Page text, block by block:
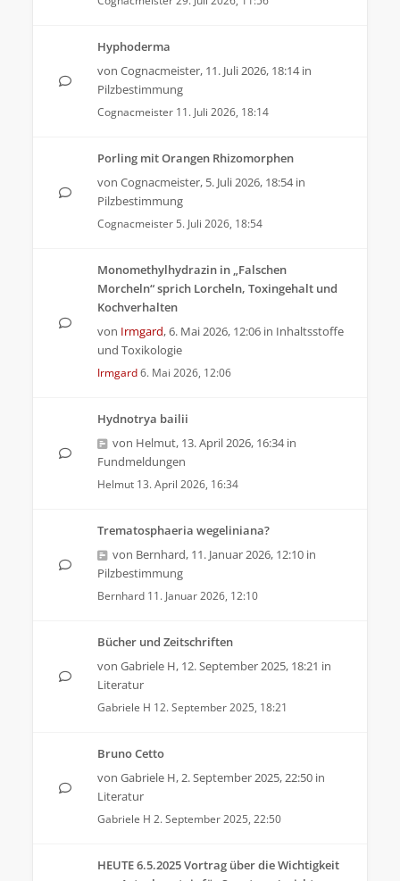
Hyphoderma
von Cognacmeister, 11. Juli 2026, 18:14in
Pilzbestimmung
Cognacmeister 11. Juli 2026, 18:14
Porling mit Orangen Rhizomorphen
von Cognacmeister, 5. Juli 2026, 18:54in
Pilzbestimmung
Cognacmeister 5. Juli 2026, 18:54
Monomethylhydrazin in „Falschen
Morcheln“ sprich Lorcheln, Toxingehalt und
Kochverhalten
von Irmgard,6. Mai 2026, 12:06 in Inhaltsstoffe
und Toxikologie
Irmgard6. Mai 2026, 12:06
Hydnotrya bailii
von Helmut, 13. April 2026, 16:34in
Fundmeldungen
Helmut 13. April 2026, 16:34
Trematosphaeria wegeliniana?
von Bernhard, 11. Januar 2026, 12:10 in
Pilzbestimmung
Bernhard 11. Januar 2026, 12:10
Bücher und Zeitschriften
von Gabriele H, 12. September 2025, 18:21 in
Literatur
Gabriele H 12. September 2025, 18:21
Bruno Cetto
von Gabriele H,2. September 2025, 22:50 in
Literatur
Gabriele H 2. September 2025, 22:50
HEUTE 6.5.2025 Vortrag über die Wichtigkeit